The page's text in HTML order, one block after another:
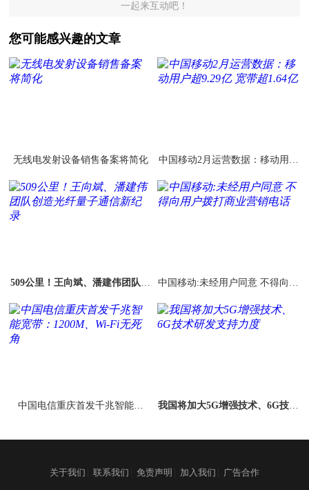
一起来互动吧！
您可能感兴趣的文章
无线电发射设备销售备案将简化
中国移动2月运营数据：移动用户
509公里！王向斌、潘建伟团队创
中国移动:未经用户同意 不得向用
中国电信重庆首发千兆智能宽
我国将加大5G增强技术、6G技术
关于我们 联系我们 免责声明 加入我们 广告合作